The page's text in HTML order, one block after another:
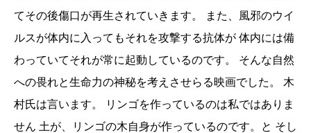
てその後傷口が再生されていきます。 また、風邪のウイ
ルスが体内に入ってもそれを攻撃する抗体が 体内には備
わっていてそれが常に起動しているのです。 そんな自然
への畏れと生命力の神秘を考えさせらる映画でした。 木
村氏は言います。 リンゴを作っているのは私ではありま
せん 土が、リンゴの木自身が作っているのです。と そし